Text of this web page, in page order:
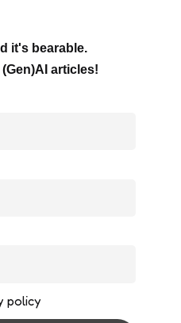
it's bearable.
articles!
policy